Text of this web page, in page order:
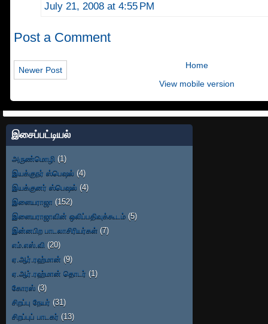
July 21, 2008 at 4:55 PM
Post a Comment
Newer Post
Home
View mobile version
இசைப்பட்டியல்
அருண்மொழி (1)
இயக்குநர் ஸ்பெஷல் (4)
இயக்குனர் ஸ்பெஷல் (4)
இளையராஜா (152)
இளையராஜாவின் ஒலிப்பதிவுக்கூடம் (5)
இன்னபிற பாடலாசிரியர்கள் (7)
எம்.எஸ்.வி (20)
ஏ.ஆர்.ரஹ்மான் (9)
ஏ.ஆர்.ரஹ்மான் தொடர் (1)
கோரஸ் (3)
சிறப்பு நேயர் (31)
சிறப்புப் பாடகர் (13)